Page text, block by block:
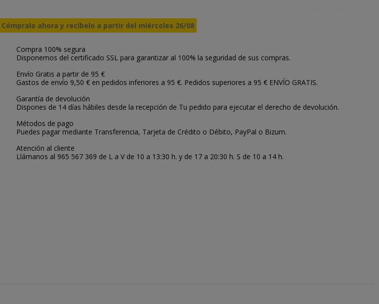
Cómpralo ahora y recíbelo a partir del miércoles 26/08
Compra 100% segura
Disponemos del certificado SSL para garantizar al 100% la seguridad de sus compras.
Envío Gratis a partir de 95 €
Gastos de envío 9,50 € en pedidos inferiores a 95 €. Pedidos superiores a 95 € ENVÍO GRATIS.
Garantía de devolución
Dispones de 14 días hábiles desde la recepción de Tu pedido para ejecutar el derecho de devolución.
Métodos de pago
Puedes pagar mediante Transferencia, Tarjeta de Crédito o Débito, PayPal o Bizum.
Atención al cliente
Llámanos al 965 567 369 de L a V de 10 a 13:30 h. y de 17 a 20:30 h. S de 10 a 14 h.